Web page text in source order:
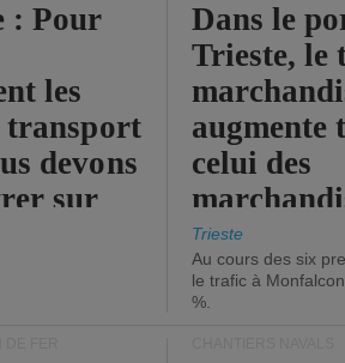
: Pour
les
transport
devons
sur
Dans le
Trieste, le
augmente
celui des
diminue.
Trieste
Au cours des six
le trafic à
%.